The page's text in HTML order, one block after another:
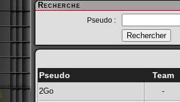
Recherche
Pseudo :
Pseudo Team
2Go -